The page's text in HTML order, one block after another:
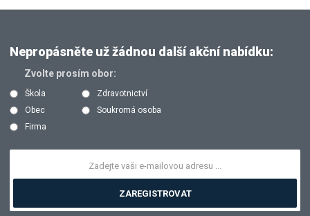
Nepropásněte už žádnou další akční nabídku:
Zvolte prosím obor:
Škola
Zdravotnictví
Obec
Soukromá osoba
Firma
ZAREGISTROVAT